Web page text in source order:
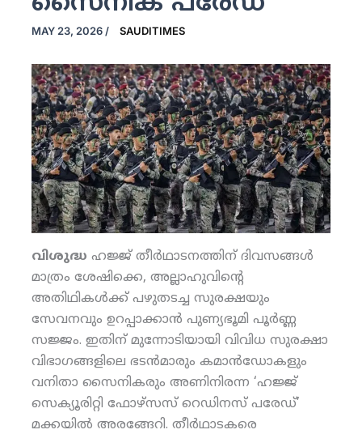
MAY 23, 2026 / SAUDITIMES
വിശുദ്ധ ഹജ്ജ് തീര്‍ഥാടനത്തിന് ദിവസങ്ങള്‍
മാത്രം ശേഷിക്കെ, അല്ലാഹുവിന്റെ
അതിഥികള്‍ക്ക് പഴുതടച്ച സുരക്ഷയും
സേവനവും ഉറപ്പാക്കാന്‍ പുണ്യഭൂമി പൂര്‍ണ്ണ
സജ്ജം. ഇതിന് മുന്നോടിയായി വിവിധ സുരക്ഷാ
വിഭാഗങ്ങളിലെ ഭടന്‍മാരും കമാന്‍ഡോകളും
വനിതാ സൈനികരും അണിനിരന്ന ‘ഹജ്ജ്
സെക്യൂരിറ്റി ഫോഴ്‌സസ് റെഡിനസ് പരേഡ്’
മക്കയില്‍ അരങ്ങേറി. തീര്‍ഥാടകരെ